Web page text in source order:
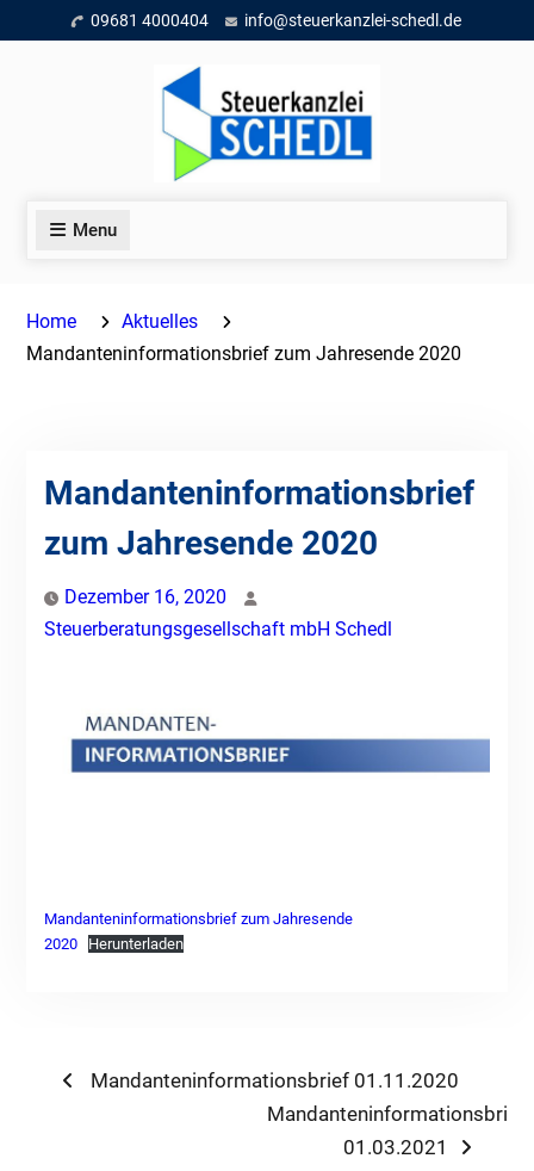
to
09681 4000404 info@steuerkanzlei-schedl.de
Menu
Home
Aktuelles
Mandanteninformationsbrief zum Jahresende 2020
Mandanteninformationsbrief
zum Jahresende 2020
Dezember 16, 2020
Steuerberatungsgesellschaft mbH Schedl
Mandanteninformationsbrief zum Jahresende
2020
Herunterladen
Beitragsnavigation
Previous
Mandanteninformationsbrief 01.11.2020
Next
Mandanteninformationsbrief
01.03.2021